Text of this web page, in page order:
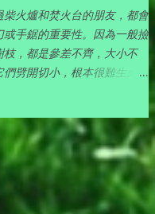
火爐和焚火台的朋友，都會
或手鋸的重要性。因為一般撿
枝，都是參差不齊，大小不
劈開切小，根本很難生火
朋友，有一件好的劈柴工具
在各地露營的時候，一直想
頭 ， 柴刀 和 開山刀 三者功
，既可以清理營地長長的雜
撿回來的大大小小的枯木和樹